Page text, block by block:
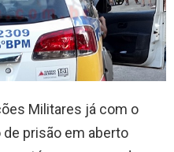
Militares já com o
prisão em aberto